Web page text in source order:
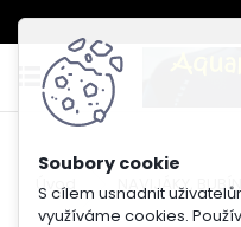
S cílem usnadnit
využíváme cookies.
Úvod NAVIJÁKY,